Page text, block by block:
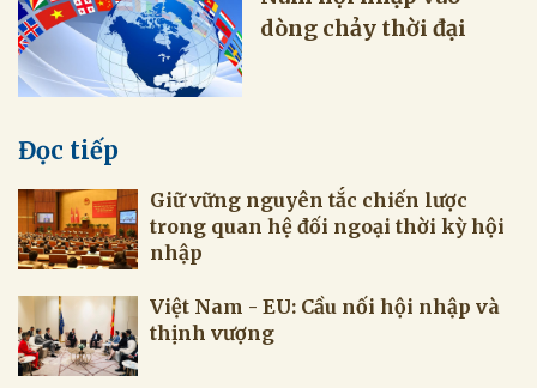
dòng chảy thời đại
Đọc tiếp
Giữ vững nguyên tắc chiến lược
trong quan hệ đối ngoại thời kỳ hội
nhập
Việt Nam - EU: Cầu nối hội nhập và
thịnh vượng